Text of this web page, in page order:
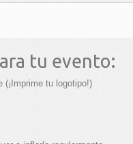
tu evento:
(¡Imprime tu logotipo!)